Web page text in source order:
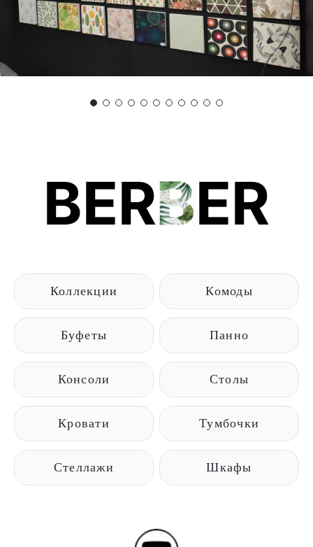
BERBER
Коллекции Комоды
Буфеты Панно
Консоли Столы
Кровати Тумбочки
Стеллажи Шкафы